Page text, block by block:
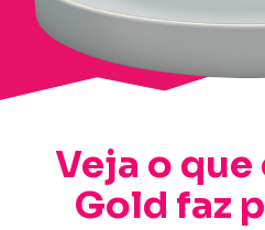
Veja o que
Gold faz